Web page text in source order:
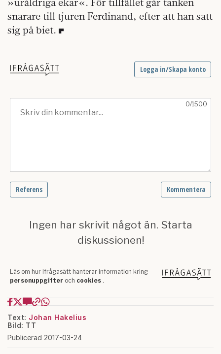
snarare till tjuren Ferdinand, efter att han satt
sig på biet.
Text: Johan Hakelius
Bild: TT
Publicerad 2017-03-24